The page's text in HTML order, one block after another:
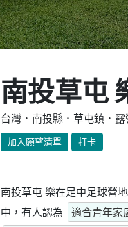
南投草屯
台灣．南投縣．草屯鎮．露
加入願望清單 打卡
南投草屯 樂在足中足球營
中，有人認為
適合青年家